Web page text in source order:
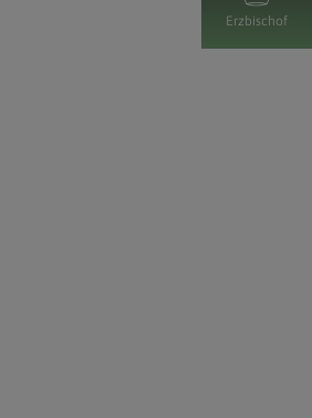
Erzbischof